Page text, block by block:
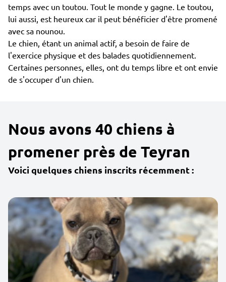
temps avec un toutou. Tout le monde y gagne. Le toutou,
lui aussi, est heureux car il peut bénéficier d'être promené
avec sa nounou.
Le chien, étant un animal actif, a besoin de faire de
l'exercice physique et des balades quotidiennement.
Certaines personnes, elles, ont du temps libre et ont envie
de s'occuper d'un chien.
Nous avons 40 chiens à
promener près de Teyran
Voici quelques chiens inscrits récemment :